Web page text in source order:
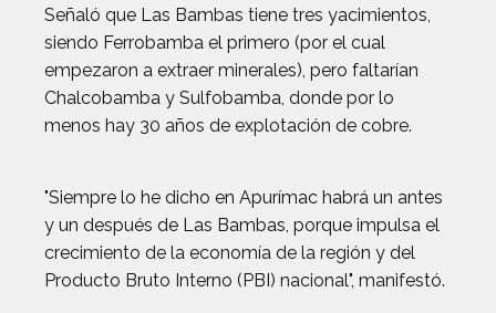
Señaló que Las Bambas tiene tres yacimientos,
siendo Ferrobamba el primero (por el cual
empezaron a extraer minerales), pero faltarían
Chalcobamba y Sulfobamba, donde por lo
menos hay 30 años de explotación de cobre.
"Siempre lo he dicho en Apurímac habrá un antes
y un después de Las Bambas, porque impulsa el
crecimiento de la economía de la región y del
Producto Bruto Interno (PBI) nacional", manifestó.